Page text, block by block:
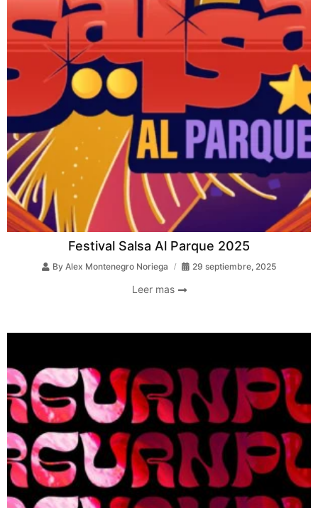
Festival Salsa Al Parque 2025
By Alex Montenegro Noriega 29 septiembre, 2025
Leer mas